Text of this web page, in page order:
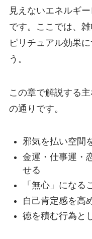
見えないエネルギ
です。ここでは、
ピリチュアル効果
う。
この章で解説する
の通りです。
邪気を払い空間
金運・仕事運・
せる
「無心」になる
自己肯定感を高
徳を積む行為と